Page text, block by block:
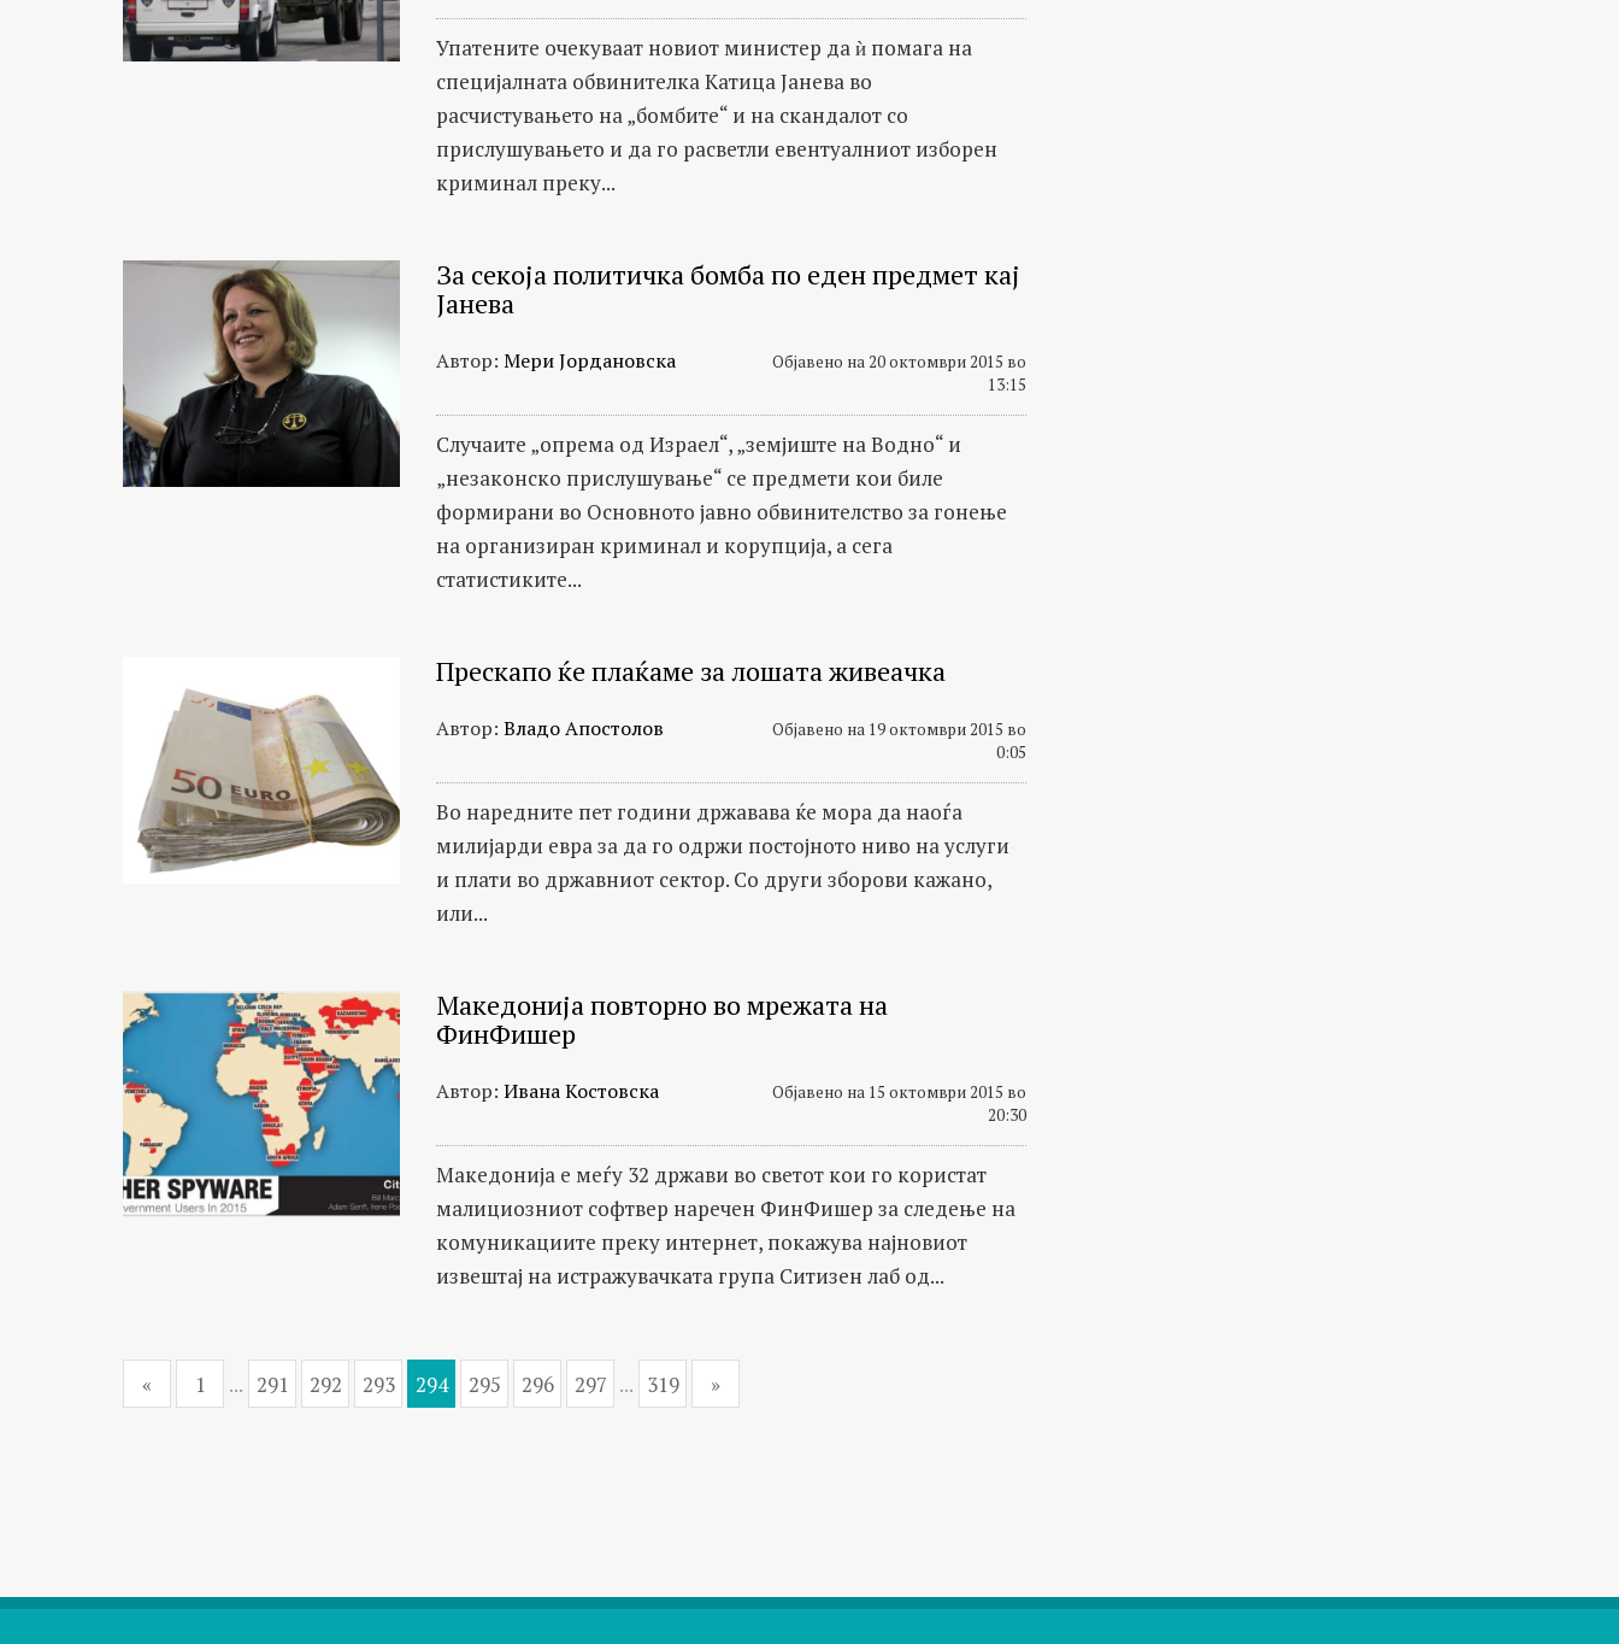
Упатените очекуваат новиот министер да ѝ помага на
специјалната обвинителка Катица Јанева во
расчистувањето на „бомбите“ и на скандалот со
прислушувањето и да го расветли евентуалниот изборен
криминал преку...
За секоја политичка бомба по еден предмет кај
Јанева
Автор: Мери Јордановска
Објавено на 20 октомври 2015 во
13:15
Случаите „опрема од Израел“, „земјиште на Водно“ и
„незаконско прислушување“ се предмети кои биле
формирани во Основното јавно обвинителство за гонење
на организиран криминал и корупција, а сега
статистиките...
Прескапо ќе плаќаме за лошата живеачка
Автор: Владо Апостолов
Објавено на 19 октомври 2015 во
0:05
Во наредните пет години државава ќе мора да наоѓа
милијарди евра за да го одржи постојното ниво на услуги
и плати во државниот сектор. Со други зборови кажано,
или...
Македонија повторно во мрежата на
ФинФишер
Автор: Ивана Костовска
Објавено на 15 октомври 2015 во
20:30
Македонија е меѓу 32 држави во светот кои го користат
малициозниот софтвер наречен ФинФишер за следење на
комуникациите преку интернет, покажува најновиот
извештај на истражувачката група Ситизен лаб од...
« 1 ... 291 292 293 294 295 296 297 ... 319 »